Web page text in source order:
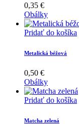
0,35 €
Obálky
Pridať do košíka
Metalická béžová
0,50 €
Obálky
Pridať do košíka
Matcha zelená